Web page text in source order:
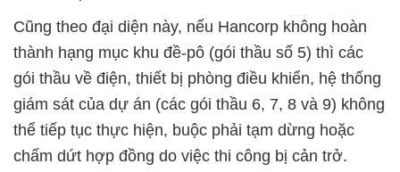
Cũng theo đại diện này, nếu Hancorp không hoàn
thành hạng mục khu đề-pô (gói thầu số 5) thì các
gói thầu về điện, thiết bị phòng điều khiển, hệ thống
giám sát của dự án (các gói thầu 6, 7, 8 và 9) không
thể tiếp tục thực hiện, buộc phải tạm dừng hoặc
chấm dứt hợp đồng do việc thi công bị cản trở.